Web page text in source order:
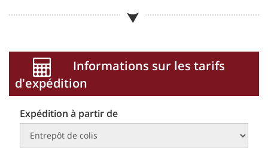
Informations sur les tarifs
d'expédition
Expédition à partir de